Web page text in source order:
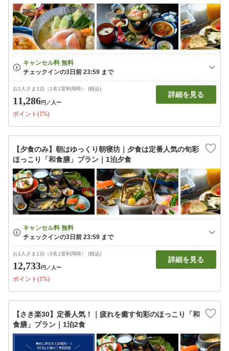
お1人さま1泊（1名1室利用時） (税込)
11,286円 ／人〜
ポイント(1%)
詳細を見る
【夕食のみ】朝はゆっくり朝寝坊｜夕食は定番人気の旬彩
ほっこり「和食膳」プラン｜1泊夕食
お1人さま1泊（3名1室利用時） (税込)
12,733円 ／人〜
ポイント(1%)
詳細を見る
【さき楽30】定番人気！｜疲れを癒す旬彩のほっこり「和
食膳」プラン｜1泊2食